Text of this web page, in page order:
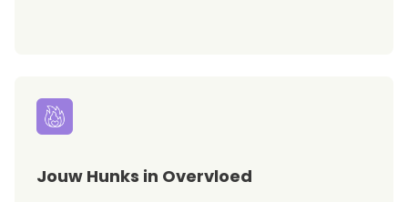
Jouw Hunks in Overvloed